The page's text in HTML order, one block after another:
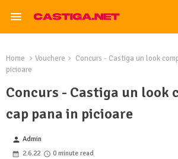
Home Vouchere
Concurs - Castiga un look
picioare
Concurs - Castiga un look
cap pana in picioare
person Admin
2.6.22
0 minute read